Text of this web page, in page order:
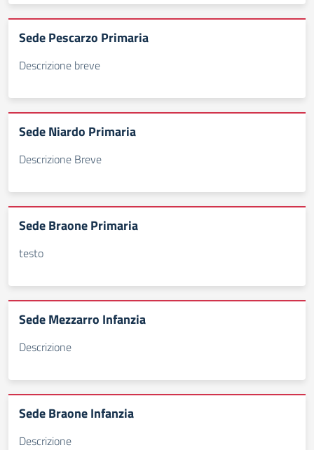
Sede Pescarzo Primaria
Descrizione breve
Sede Niardo Primaria
Descrizione Breve
Sede Braone Primaria
testo
Sede Mezzarro Infanzia
Descrizione
Sede Braone Infanzia
Descrizione